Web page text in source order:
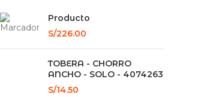
Producto
S/226.00
TOBERA - CHORRO
ANCHO - SOLO - 4074263
S/14.50